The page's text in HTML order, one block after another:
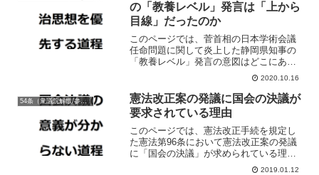
の「教養レベル」発言は「上から
目線」だったのか
このページでは、菅首相の日本学術会議
任命問題に関して炎上した静岡県知事の
「教養レベル」発言の意図はどこにあっ
たのかという点について論じています。
2020.10.16
54条（衆議院解散/参議院緊急集会）
憲法改正案の発議に国会の決議が
要求されている理由
このページでは、憲法改正手続を規定し
た憲法第96条において憲法改正案の発議
に「国会の決議」が求められている理由
と意義について論じています。 2019.01.12